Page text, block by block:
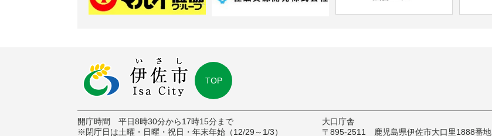
TOP
開庁時間 平日8時30分から17時15分まで
※閉庁日は土曜・日曜・祝日・年末年始（12/29～1/3）
大口庁舎
〒895-2511 鹿児島県伊佐市大口里1888番地